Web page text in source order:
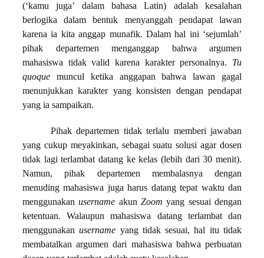
(‘kamu juga’ dalam bahasa Latin) adalah kesalahan
berlogika dalam bentuk menyanggah pendapat lawan
karena ia kita anggap munafik. Dalam hal ini ‘sejumlah’
pihak departemen menganggap bahwa argumen
mahasiswa tidak valid karena karakter personalnya. Tu
quoque muncul ketika anggapan bahwa lawan gagal
menunjukkan karakter yang konsisten dengan pendapat
yang ia sampaikan.
Pihak departemen tidak terlalu memberi jawaban
yang cukup meyakinkan, sebagai suatu solusi agar dosen
tidak lagi terlambat datang ke kelas (lebih dari 30 menit).
Namun, pihak departemen membalasnya dengan
menuding mahasiswa juga harus datang tepat waktu dan
menggunakanusername akunZoomyang sesuai dengan
ketentuan. Walaupun mahasiswa datang terlambat dan
menggunakanusername yang tidak sesuai, hal itu tidak
membatalkan argumen dari mahasiswa bahwa perbuatan